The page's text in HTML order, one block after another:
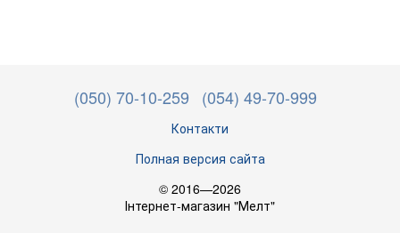
(050) 70-10-259 (054) 49-70-999
Контакти
Полная версия сайта
© 2016—2026
Інтернет-магазин "Мелт"